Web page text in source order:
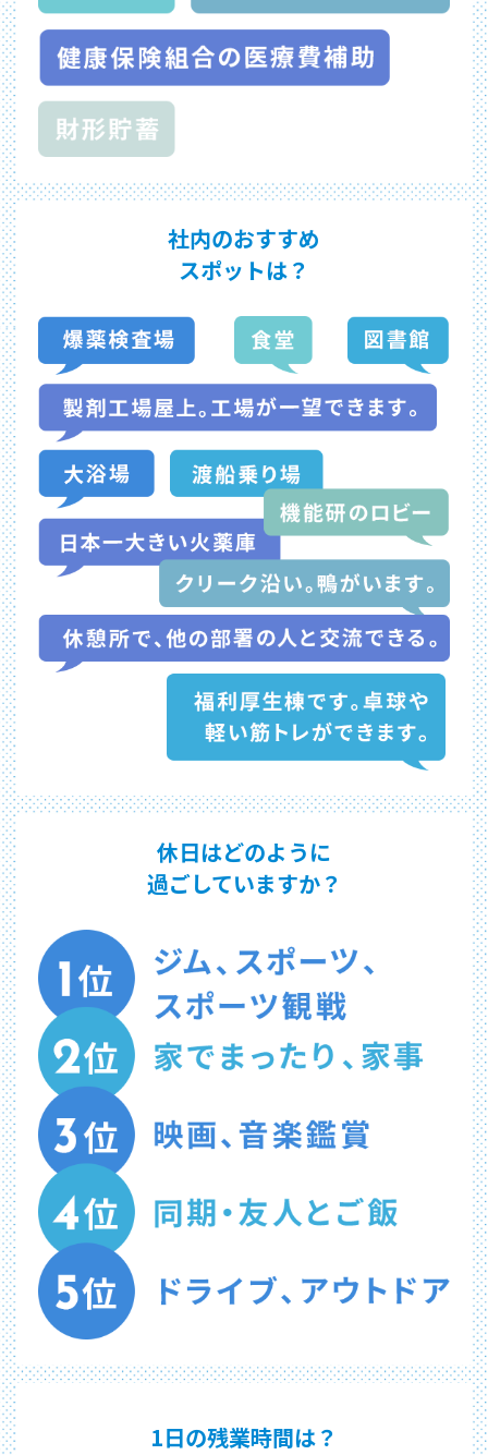
社内のおすすめ
スポットは？
休日はどのように
過ごしていますか？
1日の残業時間は？